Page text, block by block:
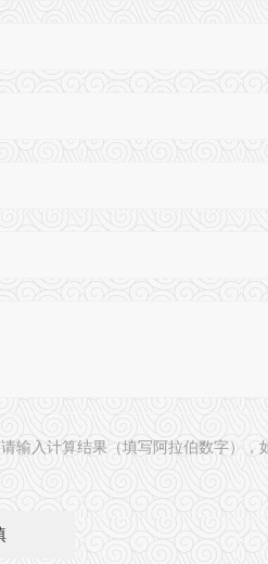
请输入计算结果（填写阿拉伯数字），